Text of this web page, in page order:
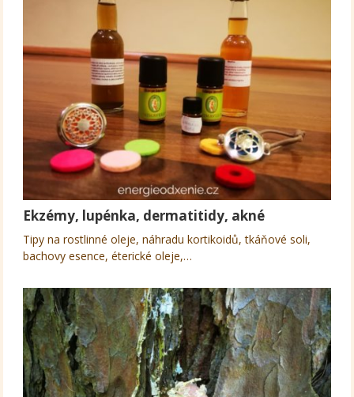
Ekzémy, lupénka, dermatitidy, akné
Tipy na rostlinné oleje, náhradu kortikoidů, tkáňové soli,
bachovy esence, éterické oleje,…